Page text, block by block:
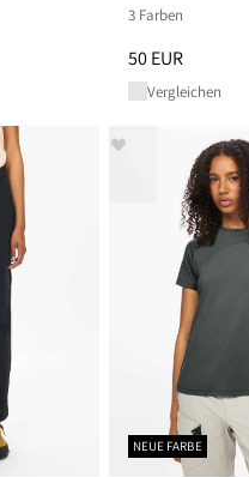
von 200 EUR
3 Farben
Preis:50 EUR,
50 EUR
Vergleichen
NEUE FARBE